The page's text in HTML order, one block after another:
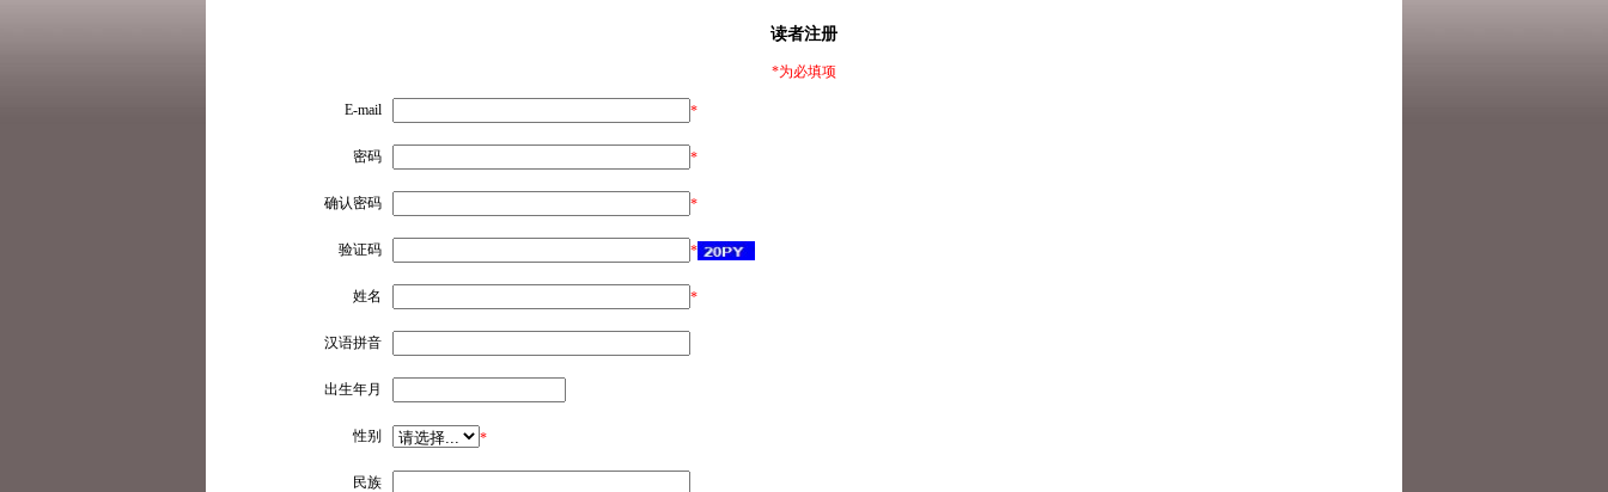
读者注册
*为必填项
E-mail *
密码 *
确认密码 *
验证码 *
姓名 *
汉语拼音
出生年月
性别 *
民族